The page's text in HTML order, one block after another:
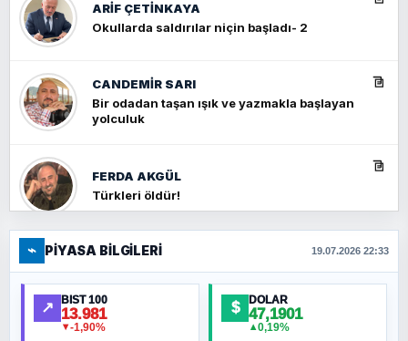
ARIF ÇETİNKAYA
Okullarda saldırılar niçin başladı- 2
CANDEMIR SARI
Bir odadan taşan ışık ve yazmakla başlayan
yolculuk
FERDA AKGÜL
Türkleri öldür!
FERHAT BÜYÜKKALKAN
Ankara Zirvesi: NATO Toplantısı mı, Yeni
Ortadoğu Haritasının Provası mı?
⌁ PIYASA BILGILERI 19.07.2026 22:33
↗ BIST 100
13.981
▼-1,90%
$ DOLAR
47,1901
▲0,19%